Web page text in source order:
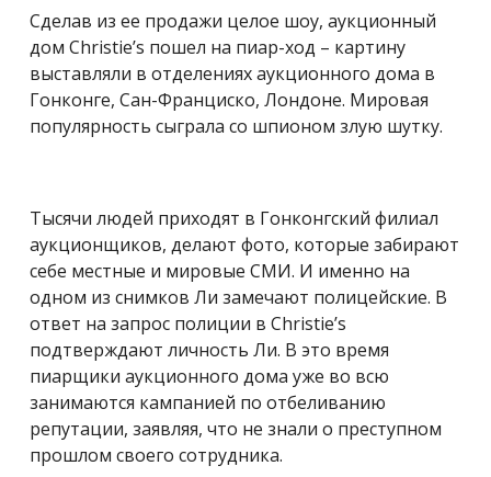
Сделав из ее продажи целое шоу, аукционный
дом Christie’s пошел на пиар-ход – картину
выставляли в отделениях аукционного дома в
Гонконге, Сан-Франциско, Лондоне. Мировая
популярность сыграла со шпионом злую шутку.
Тысячи людей приходят в Гонконгский филиал
аукционщиков, делают фото, которые забирают
себе местные и мировые СМИ. И именно на
одном из снимков Ли замечают полицейские. В
ответ на запрос полиции в Christie’s
подтверждают личность Ли. В это время
пиарщики аукционного дома уже во всю
занимаются кампанией по отбеливанию
репутации, заявляя, что не знали о преступном
прошлом своего сотрудника.